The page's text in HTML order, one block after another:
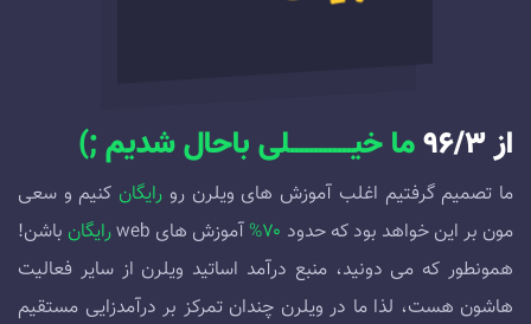
از ۹۶/۳ ما خیـــــــــــــلی باحال شدیم ;)
ما تصمیم گرفتیم اغلب آموزش های ویلرن رو رایگان کنیم و سعی
مون بر این خواهد بود که حدود ۷۰% آموزش های web رایگان باشن!
همونطور که می دونید، منبع درآمد اساتید ویلرن از سایر فعالیت
هاشون هست، لذا ما در ویلرن چندان تمرکز بر درآمدزایی مستقیم